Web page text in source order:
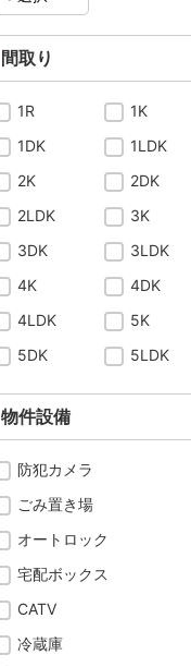
間取り
1R
1K
1DK
1LDK
2K
2DK
2LDK
3K
3DK
3LDK
4K
4DK
4LDK
5K
5DK
5LDK
物件設備
防犯カメラ
ごみ置き場
オートロック
宅配ボックス
CATV
冷蔵庫